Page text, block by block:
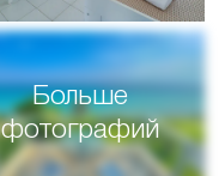
Больше
фотографий